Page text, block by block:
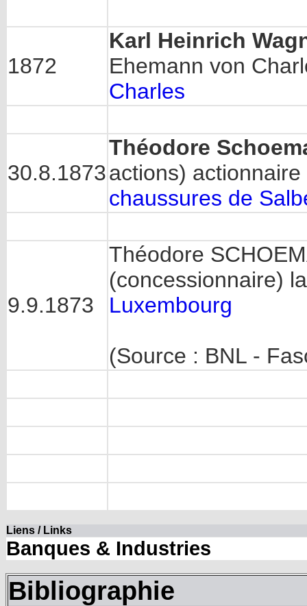
1872
Karl Heinrich
Ehemann von
Charles
30.8.1873
Théodore
actions)
chaussures de
9.9.1873
Théodore
(concessionnaire)
Luxembourg
(Source : BNL -
Liens / Links
Banques & Industries
Bibliographie